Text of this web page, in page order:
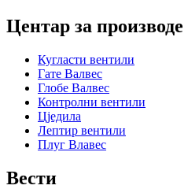
Центар за производе
Кугласти вентили
Гате Валвес
Глобе Валвес
Контролни вентили
Цједила
Лептир вентили
Плуг Влавес
Вести